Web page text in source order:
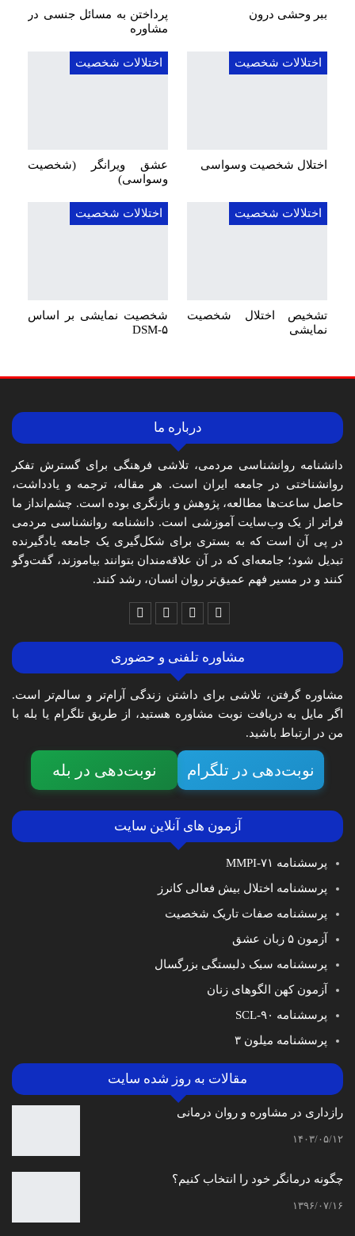
ببر وحشی درون
پرداختن به مسائل جنسی در
مشاوره
اختلالات شخصیت
اختلال شخصیت وسواسی
اختلالات شخصیت
عشق ویرانگر (شخصیت
وسواسی)
اختلالات شخصیت
تشخیص اختلال شخصیت
نمایشی
اختلالات شخصیت
شخصیت نمایشی بر اساس
DSM-۵
درباره ما
دانشنامه روانشناسی مردمی، تلاشی فرهنگی برای گسترش تفکر
روانشناختی در جامعه ایران است. هر مقاله، ترجمه و یادداشت،
حاصل ساعت‌ها مطالعه، پژوهش و بازنگری بوده است. چشم‌انداز ما
فراتر از یک وب‌سایت آموزشی است. دانشنامه روانشناسی مردمی
در پی آن است که به بستری برای شکل‌گیری یک جامعه یادگیرنده
تبدیل شود؛ جامعه‌ای که در آن علاقه‌مندان بتوانند بیاموزند، گفت‌وگو
کنند و در مسیر فهم عمیق‌تر روان انسان، رشد کنند.
مشاوره تلفنی و حضوری
مشاوره گرفتن، تلاشی برای داشتن زندگی آرام‌تر و سالم‌تر است.
اگر مایل به دریافت نوبت مشاوره هستید، از طریق تلگرام یا بله با
من در ارتباط باشید.
نوبت‌دهی در تلگرام نوبت‌دهی در بله
آزمون های آنلاین سایت
پرسشنامه MMPI-۷۱
پرسشنامه اختلال بیش فعالی کانرز
پرسشنامه صفات تاریک شخصیت
آزمون ۵ زبان عشق
پرسشنامه سبک دلبستگی بزرگسال
آزمون کهن الگوهای زنان
پرسشنامه SCL-۹۰
پرسشنامه میلون ۳
مقالات به روز شده سایت
رازداری در مشاوره و روان درمانی
۱۴۰۳/۰۵/۱۲
چگونه درمانگر خود را انتخاب کنیم؟
۱۳۹۶/۰۷/۱۶